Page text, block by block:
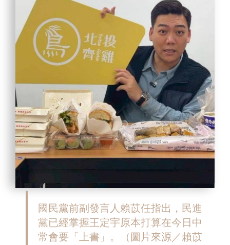
國民黨前副發言人賴苡任指出，民進
黨已經掌握王定宇原本打算在今日中
常會要「上書」。（圖片來源／賴苡